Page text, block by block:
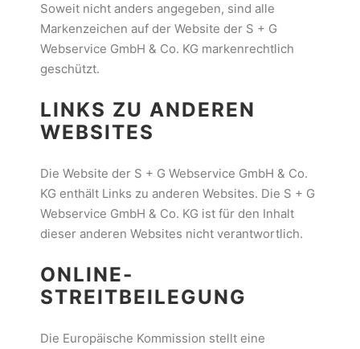
Soweit nicht anders angegeben, sind alle
Markenzeichen auf der Website der S + G
Webservice GmbH & Co. KG markenrechtlich
geschützt.
LINKS ZU ANDEREN
WEBSITES
Die Website der S + G Webservice GmbH & Co.
KG enthält Links zu anderen Websites. Die S + G
Webservice GmbH & Co. KG ist für den Inhalt
dieser anderen Websites nicht verantwortlich.
ONLINE-
STREITBEILEGUNG
Die Europäische Kommission stellt eine